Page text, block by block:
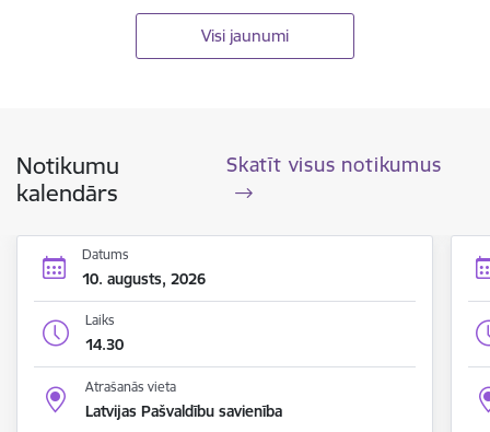
Visi jaunumi
Notikumu
kalendārs
Skatīt visus notikumus
Datums
10. augusts, 2026
Laiks
14.30
Atrašanās vieta
Latvijas Pašvaldību savienība